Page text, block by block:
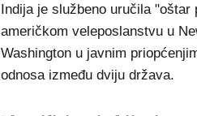
Indija je službeno uručila
američkom veleposlanstvu u
Washington u javnim
odnosa između dviju država.